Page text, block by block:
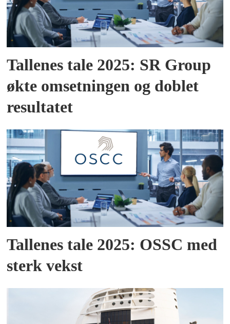
Tallenes tale 2025: SR Group
økte omsetningen og doblet
resultatet
Tallenes tale 2025: OSSC med
sterk vekst